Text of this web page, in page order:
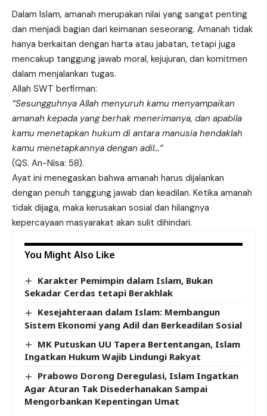
Dalam Islam, amanah merupakan nilai yang sangat penting
dan menjadi bagian dari keimanan seseorang. Amanah tidak
hanya berkaitan dengan harta atau jabatan, tetapi juga
mencakup tanggung jawab moral, kejujuran, dan komitmen
dalam menjalankan tugas.
Allah SWT berfirman:
“Sesungguhnya Allah menyuruh kamu menyampaikan
amanah kepada yang berhak menerimanya, dan apabila
kamu menetapkan hukum di antara manusia hendaklah
kamu menetapkannya dengan adil…”
(QS. An-Nisa: 58).
Ayat ini menegaskan bahwa amanah harus dijalankan
dengan penuh tanggung jawab dan keadilan. Ketika amanah
tidak dijaga, maka kerusakan sosial dan hilangnya
kepercayaan masyarakat akan sulit dihindari.
You Might Also Like
Karakter Pemimpin dalam Islam, Bukan
Sekadar Cerdas tetapi Berakhlak
Kesejahteraan dalam Islam: Membangun
Sistem Ekonomi yang Adil dan Berkeadilan Sosial
MK Putuskan UU Tapera Bertentangan, Islam
Ingatkan Hukum Wajib Lindungi Rakyat
Prabowo Dorong Deregulasi, Islam Ingatkan
Agar Aturan Tak Disederhanakan Sampai
Mengorbankan Kepentingan Umat